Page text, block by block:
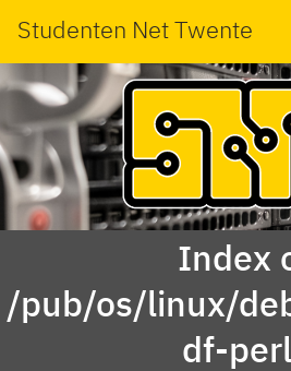
Studenten Net Twente
Index
/pub/os/linux/
df-